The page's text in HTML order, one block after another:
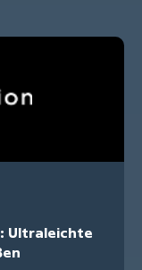
Ultraleichte